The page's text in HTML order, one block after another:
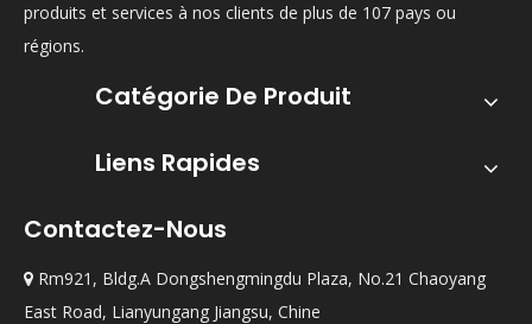
produits et services à nos clients de plus de 107 pays ou
régions.
Catégorie De Produit
Liens Rapides
Contactez-Nous
 Rm921, Bldg.A Dongshengmingdu Plaza, No.21 Chaoyang
East Road, Lianyungang Jiangsu, Chine